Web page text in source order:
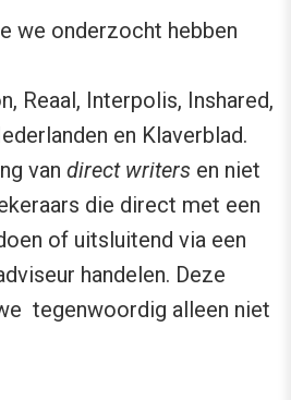
we onderzocht hebben
Reaal, Interpolis, Inshared,
en Klaverblad.
van direct writers en niet
die direct met een
of uitsluitend via een
handelen. Deze
tegenwoordig alleen niet